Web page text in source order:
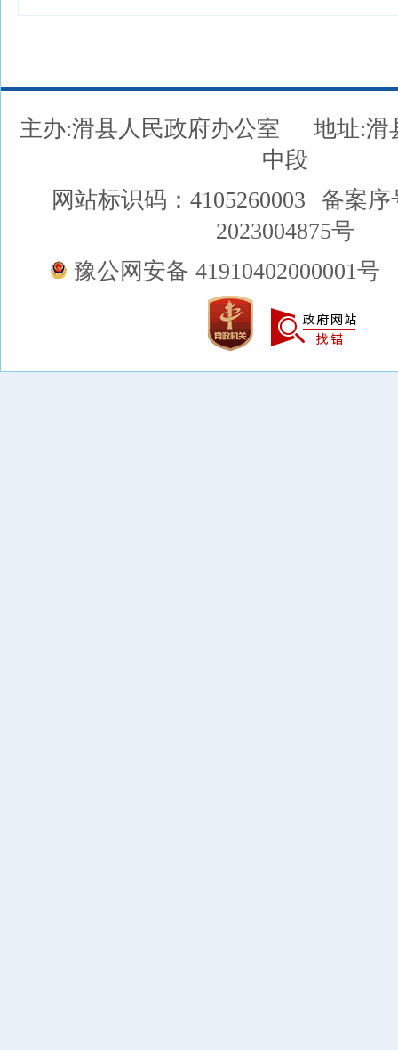
主办:滑县人民政府办公室
地址:滑
中段
网站标识码：4105260003
备案序
2023004875号
豫公网安备 41910402000001号